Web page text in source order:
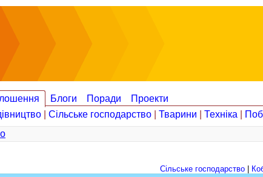
Блоги Поради
Проекти
Сільське господарство Тварини Техніка
Сільське господарство